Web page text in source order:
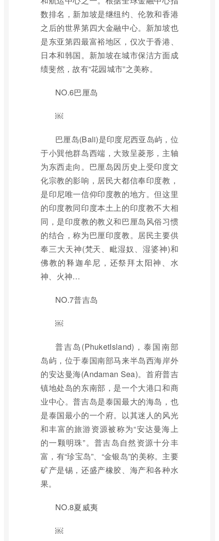
数排名，新加坡是继纽约、伦敦和香港
之后的世界第四大金融中心。新加坡也
是东亚第四最富裕地区，仅次于香港、
日本和韩国。新加坡在城市保洁方面成
绩斐然，故有“花园城市”之美称。
NO.6巴厘岛
￼
巴厘岛(Bali)是印度尼西亚岛屿，位
于小巽他群岛西端，大致呈菱形，主轴
为东西走向。巴厘岛因历史上受印度文
化宗教的影响，居民大都信奉印度教，
是印尼唯一信仰印度教的地方。但这里
的印度教同印度本土上的印度教不大相
同，是印度教的教义和巴厘岛风俗习惯
的结合，称为巴厘印度教。居民主要供
奉三大天神(梵天、毗湿奴、湿婆神)和
佛教的释迦牟尼，还祭拜太阳神、水
神、火神…
NO.7普吉岛
￼
普吉岛(PhuketIsland)，泰国南部
岛屿，位于泰国南部马来半岛西海岸外
的安达曼海(Andaman Sea)。首府普吉
镇地处岛的东南部，是一个大港口和商
业中心。普吉岛是泰国最大的海岛，也
是泰国最小的一个府。以其迷人的风光
和丰富的旅游资源被称为“安达曼海上
的一颗明珠”。普吉岛自然资源十分丰
富，有“珍宝岛”、“金银岛”的美称。主要
矿产是锡，还盛产橡胶、海产和各种水
果。
NO.8夏威夷
￼